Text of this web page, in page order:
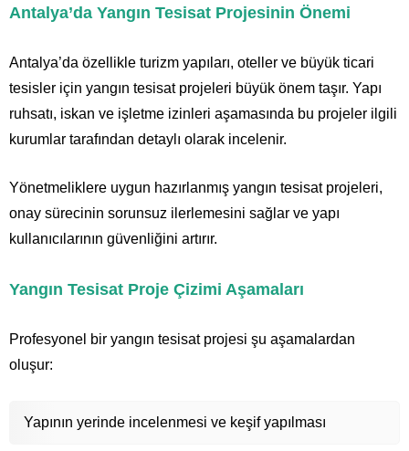
Antalya’da Yangın Tesisat Projesinin Önemi
Antalya’da özellikle turizm yapıları, oteller ve büyük ticari
tesisler için yangın tesisat projeleri büyük önem taşır. Yapı
ruhsatı, iskan ve işletme izinleri aşamasında bu projeler ilgili
kurumlar tarafından detaylı olarak incelenir.
Yönetmeliklere uygun hazırlanmış yangın tesisat projeleri,
onay sürecinin sorunsuz ilerlemesini sağlar ve yapı
kullanıcılarının güvenliğini artırır.
Yangın Tesisat Proje Çizimi Aşamaları
Profesyonel bir yangın tesisat projesi şu aşamalardan
oluşur:
Yapının yerinde incelenmesi ve keşif yapılması